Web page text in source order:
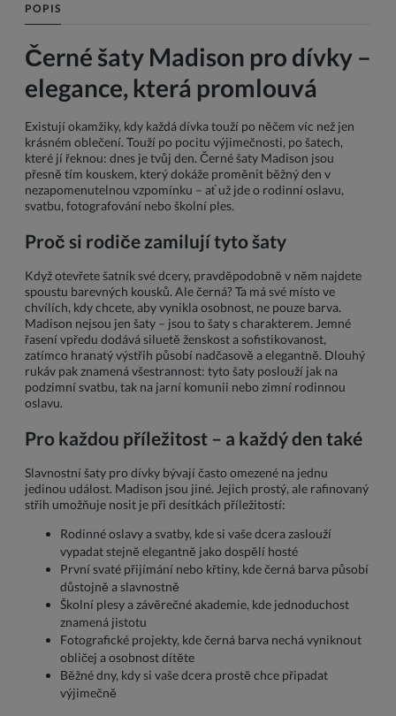
POPIS
Černé šaty Madison pro dívky –
elegance, která promlouvá
Existují okamžiky, kdy každá dívka touží po něčem víc než jen
krásném oblečení. Touží po pocitu výjimečnosti, po šatech,
které jí řeknou: dnes je tvůj den. Černé šaty Madison jsou
přesně tím kouskem, který dokáže proměnit běžný den v
nezapomenutelnou vzpomínku – ať už jde o rodinní oslavu,
svatbu, fotografování nebo školní ples.
Proč si rodiče zamilují tyto šaty
Když otevřete šatník své dcery, pravděpodobně v něm najdete
spoustu barevných kousků. Ale černá? Ta má své místo ve
chvílích, kdy chcete, aby vynikla osobnost, ne pouze barva.
Madison nejsou jen šaty – jsou to šaty s charakterem. Jemné
řasení vpředu dodává siluetě ženskost a sofistikovanost,
zatímco hranatý výstřih působí nadčasově a elegantně. Dlouhý
rukáv pak znamená všestrannost: tyto šaty poslouží jak na
podzimní svatbu, tak na jarní komunii nebo zimní rodinnou
oslavu.
Pro každou příležitost – a každý den také
Slavnostní šaty pro dívky bývají často omezené na jednu
jedinou událost. Madison jsou jiné. Jejich prostý, ale rafinovaný
střih umožňuje nosit je při desítkách příležitostí:
Rodinné oslavy a svatby, kde si vaše dcera zaslouží
vypadat stejně elegantně jako dospělí hosté
První svaté přijímání nebo křtiny, kde černá barva působí
důstojně a slavnostně
Školní plesy a závěrečné akademie, kde jednoduchost
znamená jistotu
Fotografické projekty, kde černá barva nechá vyniknout
obličej a osobnost dítěte
Běžné dny, kdy si vaše dcera prostě chce připadat
výjimečně